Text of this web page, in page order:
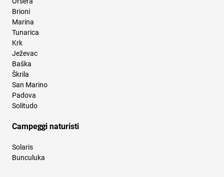
Brioni
Marina
Tunarica
Krk
Ježevac
Baška
Škrila
San Marino
Padova
Solitudo
Campeggi naturisti
Solaris
Bunculuka